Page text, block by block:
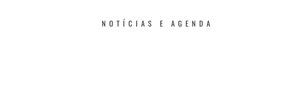
NOTÍCIAS E AGENDA